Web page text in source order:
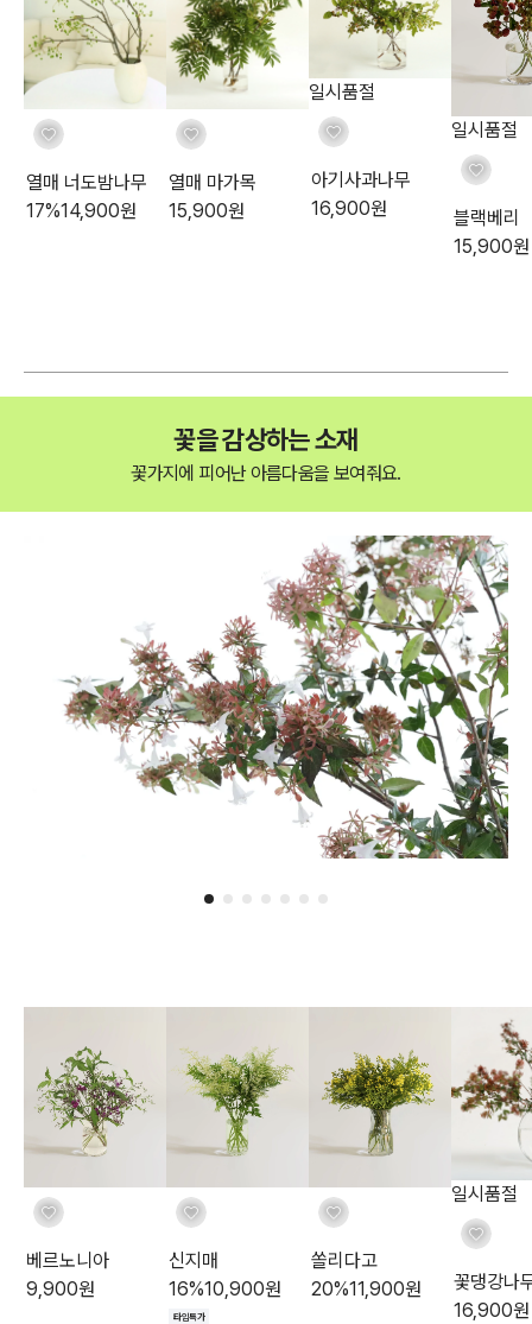
열매 너도밤나무
17%14,900원
열매 마가목
15,900원
일시품절
아기사과나무
16,900원
일시품절
블랙베리
15,900원
꽃을 감상하는 소재
꽃가지에 피어난 아름다움을 보여줘요.
베르노니아
9,900원
신지매
16%10,900원
타임특가
쏠리다고
20%11,900원
일시품절
꽃댕강나
16,900원